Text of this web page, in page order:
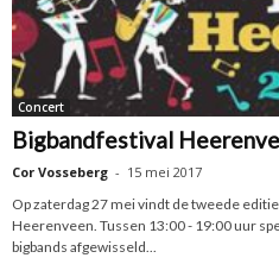
Concert
Bigbandfestival
Cor Vosseberg - 15 mei 2017
Op zaterdag 27 mei vindt de tweede
Heerenveen. Tussen 13:00 - 19:00 uur
bigbands afgewisseld...